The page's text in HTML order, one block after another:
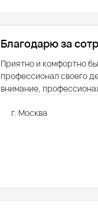
Благодарю за
Приятно и комфортно
профессионал своего
внимание,
г. Москва